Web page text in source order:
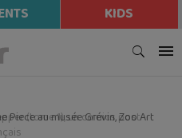
KIDS
Piece au musée Grévin, Zoo Art